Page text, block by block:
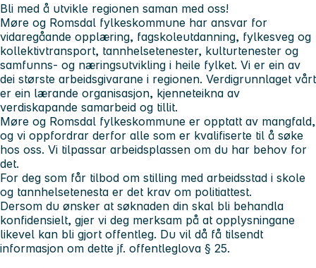
Bli med å utvikle regionen saman med oss!
Møre og Romsdal fylkeskommune har ansvar for
vidaregåande opplæring, fagskoleutdanning, fylkesveg og
kollektivtransport, tannhelsetenester, kulturtenester og
samfunns- og næringsutvikling i heile fylket. Vi er ein av
dei største arbeidsgivarane i regionen. Verdigrunnlaget vårt
er ein lærande organisasjon, kjenneteikna av
verdiskapande samarbeid og tillit.
Møre og Romsdal fylkeskommune er opptatt av mangfald,
og vi oppfordrar derfor alle som er kvalifiserte til å søke
hos oss. Vi tilpassar arbeidsplassen om du har behov for
det.
For deg som får tilbod om stilling med arbeidsstad i skole
og tannhelsetenesta er det krav om politiattest.
Dersom du ønsker at søknaden din skal bli behandla
konfidensielt, gjer vi deg merksam på at opplysningane
likevel kan bli gjort offentleg. Du vil då få tilsendt
informasjon om dette jf. offentleglova § 25.